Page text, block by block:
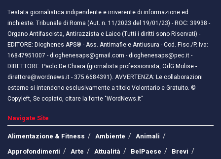
Testata giornalistica indipendente e irriverente di informazione ed
inchieste. Tribunale di Roma (Aut. n. 11/2023 del 19/01/23) - ROC: 39938 -
Organo Antifascista, Antirazzista e Laico (Tutti i diritti sono Riservati) -
EDITORE: Dioghenes APS® - Ass. Antimafie e Antiusura - Cod. Fisc./P. Iva:
16847951007 - dioghenesaps@gmail.com - dioghenesaps@pec.it - ​​
DIRETTORE: Paolo De Chiara (giornalista professionista, OdG Molise -
direttore@wordnews.it - ​​375.6684391). AVVERTENZA: Le collaborazioni
esterne si intendono esclusivamente a titolo Volontario e Gratuito. ©
Copyleft, Se copiato, citare la fonte "WordNews.it"
Navigate Site
Alimentazione & Fitness
Ambiente
Animali
Approfondimenti
Arte Attualità BelPaese
Brevi